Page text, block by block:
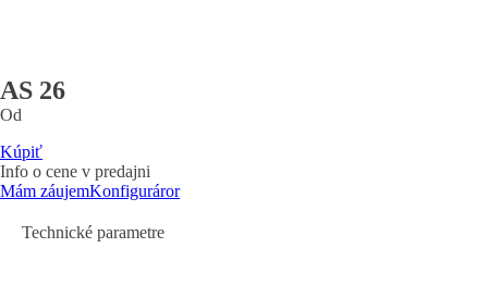
AS 26
Od
Kúpiť
Info o cene v predajni
Mám záujemKonfiguráror
Technické parametre